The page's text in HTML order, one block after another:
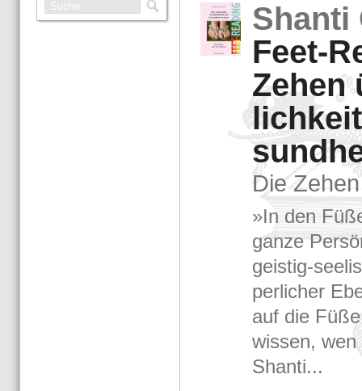
Shan­ti
Feet-​
Zehen
Die
»In den
ganze
geis­tig-​
per­li­cher
auf die
wis­sen,
Shan­ti...